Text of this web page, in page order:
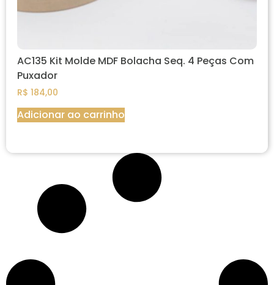
AC135 Kit Molde MDF Bolacha Seq. 4 Peças Com
Puxador
R$ 184,00
Adicionar ao carrinho